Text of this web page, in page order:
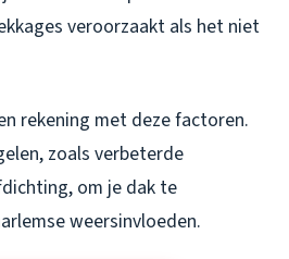
veroorzaakt als het niet
rekening met deze factoren.
zoals verbeterde
om je dak te
weersinvloeden.